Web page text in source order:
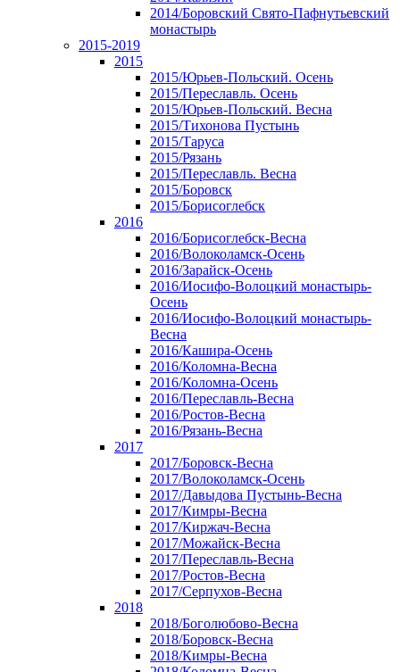
2014/Боровский Свято-Пафнутьевский
монастырь
2015-2019
2015
2015/Юрьев-Польский. Осень
2015/Переславль. Осень
2015/Юрьев-Польский. Весна
2015/Тихонова Пустынь
2015/Таруса
2015/Рязань
2015/Переславль. Весна
2015/Боровск
2015/Борисоглебск
2016
2016/Борисоглебск-Весна
2016/Волоколамск-Осень
2016/Зарайск-Осень
2016/Иосифо-Волоцкий монастырь-
Осень
2016/Иосифо-Волоцкий монастырь-
Весна
2016/Кашира-Осень
2016/Коломна-Весна
2016/Коломна-Осень
2016/Переславль-Весна
2016/Ростов-Весна
2016/Рязань-Весна
2017
2017/Боровск-Весна
2017/Волоколамск-Осень
2017/Давыдова Пустынь-Весна
2017/Кимры-Весна
2017/Киржач-Весна
2017/Можайск-Весна
2017/Переславль-Весна
2017/Ростов-Весна
2017/Серпухов-Весна
2018
2018/Боголюбово-Весна
2018/Боровск-Весна
2018/Кимры-Весна